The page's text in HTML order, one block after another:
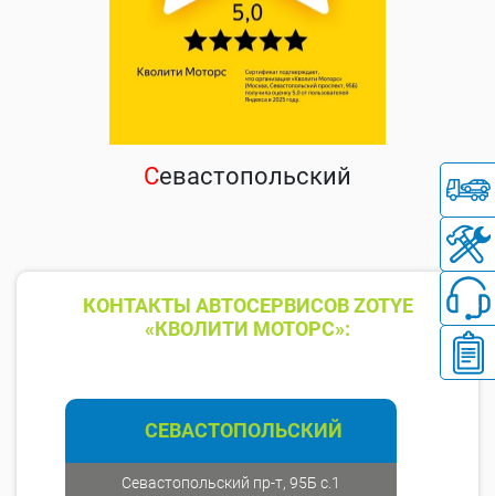
Севастопольский
КОНТАКТЫ АВТОСЕРВИСОВ ZOTYE
«КВОЛИТИ МОТОРС»:
СЕВАСТОПОЛЬСКИЙ
Севастопольский пр-т, 95Б с.1